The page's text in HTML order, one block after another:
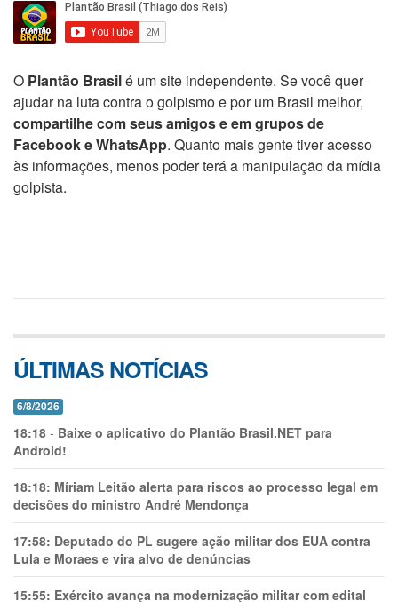
O Plantão Brasilé um site independente. Se você quer
ajudar na luta contra o golpismo e por um Brasil melhor,
compartilhe com seus amigos e em grupos de
Facebook e WhatsApp. Quanto mais gente tiver acesso
às informações, menos poder terá a manipulação da mídia
golpista.
ÚLTIMAS NOTÍCIAS
6/8/2026
18:18 - Baixe o aplicativo do Plantão Brasil.NET para
Android!
18:18: Míriam Leitão alerta para riscos ao processo legal em
decisões do ministro André Mendonça
17:58: Deputado do PL sugere ação militar dos EUA contra
Lula e Moraes e vira alvo de denúncias
15:55: Exército avança na modernização militar com edital